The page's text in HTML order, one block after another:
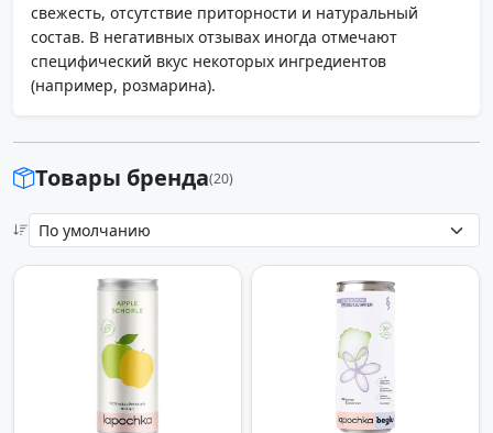
свежесть, отсутствие приторности и натуральный
состав. В негативных отзывах иногда отмечают
специфический вкус некоторых ингредиентов
(например, розмарина).
Товары бренда(20)